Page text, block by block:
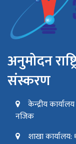
अनुमोदन
संस्करण
केन्द्रीय
नजिक
शाखा